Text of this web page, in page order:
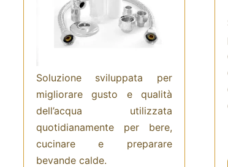
Soluzione sviluppata per
migliorare gusto e qualità
dell’acqua utilizzata
quotidianamente per bere,
cucinare e preparare
bevande calde.